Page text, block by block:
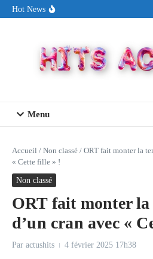
Aller au contenu
Hot News
« New Day »
Menu
Accueil / Non classé / ORT fait monter la
« Cette fille » !
Non classé
ORT fait monter
d’un cran avec «
Par actushits 4 février 2025 17h38